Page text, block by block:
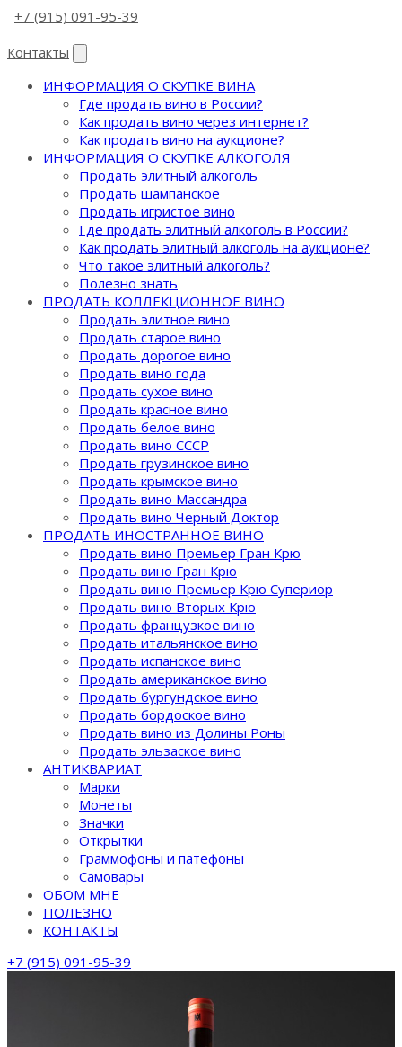
+7 (915) 091-95-39
Контакты
ИНФОРМАЦИЯ О СКУПКЕ ВИНА
Где продать вино в России?
Как продать вино через интернет?
Как продать вино на аукционе?
ИНФОРМАЦИЯ О СКУПКЕ АЛКОГОЛЯ
Продать элитный алкоголь
Продать шампанское
Продать игристое вино
Где продать элитный алкоголь в России?
Как продать элитный алкоголь на аукционе?
Что такое элитный алкоголь?
Полезно знать
ПРОДАТЬ КОЛЛЕКЦИОННОЕ ВИНО
Продать элитное вино
Продать старое вино
Продать дорогое вино
Продать вино года
Продать сухое вино
Продать красное вино
Продать белое вино
Продать вино СССР
Продать грузинское вино
Продать крымское вино
Продать вино Массандра
Продать вино Черный Доктор
ПРОДАТЬ ИНОСТРАННОЕ ВИНО
Продать вино Премьер Гран Крю
Продать вино Гран Крю
Продать вино Премьер Крю Супериор
Продать вино Вторых Крю
Продать французкое вино
Продать итальянское вино
Продать испанское вино
Продать американское вино
Продать бургундское вино
Продать бордоское вино
Продать вино из Долины Роны
Продать эльзаское вино
АНТИКВАРИАТ
Марки
Монеты
Значки
Открытки
Граммофоны и патефоны
Самовары
ОБОМ МНЕ
ПОЛЕЗНО
КОНТАКТЫ
+7 (915) 091-95-39